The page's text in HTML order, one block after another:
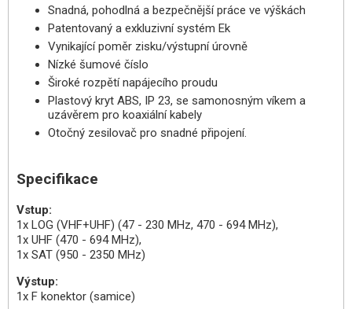
Snadná, pohodlná a bezpečnější práce ve výškách
Patentovaný a exkluzivní systém Ek
Vynikající poměr zisku/výstupní úrovně
Nízké šumové číslo
Široké rozpětí napájecího proudu
Plastový kryt ABS, IP 23, se samonosným víkem a
uzávěrem pro koaxiální kabely
Otočný zesilovač pro snadné připojení.
Specifikace
Vstup:
1x LOG (VHF+UHF) (47 - 230 MHz, 470 - 694 MHz),
1x UHF (470 - 694 MHz),
1x SAT (950 - 2350 MHz)
Výstup:
1x F konektor (samice)